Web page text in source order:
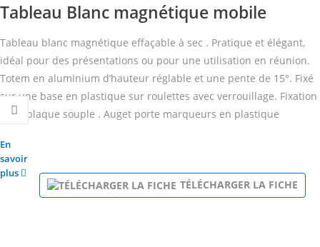
Tableau Blanc magnétique mobile
Tableau blanc magnétique effaçable à sec . Pratique et élégant,
idéal pour des présentations ou pour une utilisation en réunion.
Totem en aluminium d’hauteur réglable et une pente de 15°. Fixé
sur une base en plastique sur roulettes avec verrouillage. Fixation
de la plaque souple . Auget porte marqueurs en plastique
TÉLÉCHARGER LA FICHE
En
savoir
plus